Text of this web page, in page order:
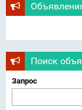
Поиск
Запрос